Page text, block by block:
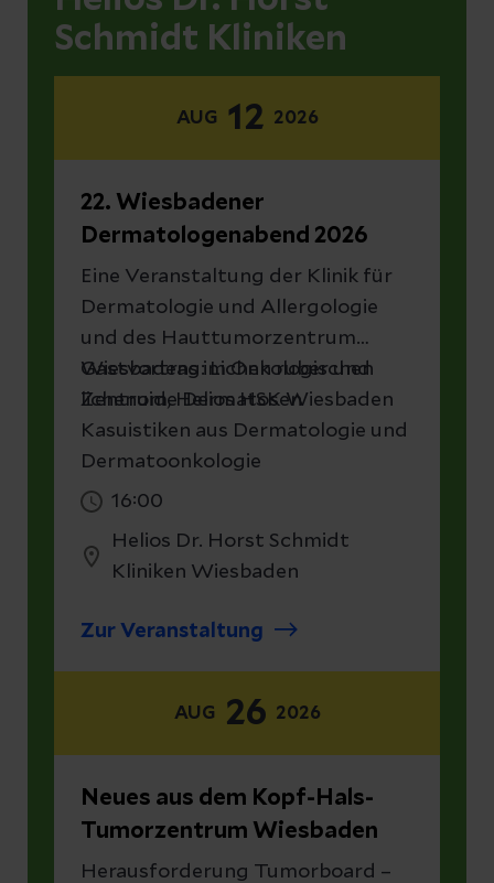
Schmidt Kliniken
AUG 12 2026
22. Wiesbadener
Dermatologenabend 2026
Eine Veranstaltung der Klinik für
Dermatologie und Allergologie
und des Hauttumorzentrum
Wiesbadens im Onkologischen
Zentrum, Helios HSK Wiesbaden
Gastvortrag: Lichen ruber und
lichenoide Dermatosen
Kasuistiken aus Dermatologie und
Dermatoonkologie
16:00
Helios Dr. Horst Schmidt
Kliniken Wiesbaden
Zur Veranstaltung
AUG 26 2026
Neues aus dem Kopf-Hals-
Tumorzentrum Wiesbaden
Herausforderung Tumorboard –